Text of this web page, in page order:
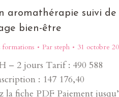
aromathérapie suivi de
bien-être
formations Par steph 31 octobre
– 2 jours Tarif : 490 588
: 147 176,40
la fiche PDF Paiement